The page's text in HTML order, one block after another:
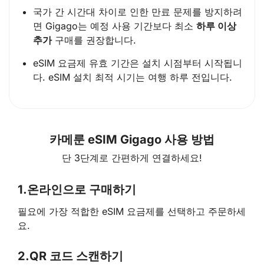
국가 간 시간대 차이로 인한 만료 문제를 방지하려
면 Gigago는 예정 사용 기간보다 최소 하루 이상
추가구매를 권장합니다.
eSIM 요금제 유효 기간은 설치 시점부터 시작됩니
다. eSIM 설치 최적 시기는 여행 하루 전입니다.
카메룬 eSIM Gigago 사용 방법
단 3단계로 간편하게 연결하세요!
1.온라인으로 구매하기
필요에 가장 적합한 eSIM 요금제를 선택하고 주문하세
요.
2.QR 코드 스캔하기